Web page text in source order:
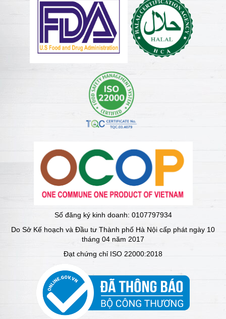
Số đăng ký kinh doanh: 0107797934
Do Sở Kế hoạch và Đầu tư Thành phố Hà Nội cấp phát ngày 10
tháng 04 năm 2017
Đạt chứng chỉ ISO 22000:2018